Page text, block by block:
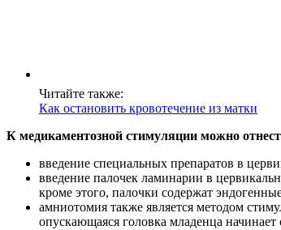
Читайте также:
Как остановить кровотечение из матки
К медикаментозной стимуляции можно
введение специальных препаратов в
введение палочек ламинарии в
кроме этого, палочки содержат
амниотомия также является методом
опускающаяся головка младенца